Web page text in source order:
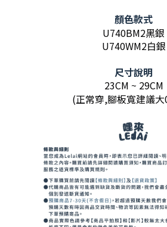
顏色款式
U740BM2黑銀
U740WM2白銀
尺寸說明
23CM ~ 29CM
(正常穿,腳板寬建議大